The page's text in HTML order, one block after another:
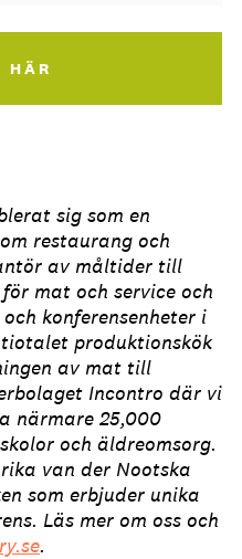
sig som en
restaurang och
av måltider till
mat och service och
konferensenheter i
produktionskök
av mat till
Incontro där vi
närmare 25,000
och äldreomsorg.
van der Nootska
som erbjuder unika
Läs mer om oss och
.
HÄR